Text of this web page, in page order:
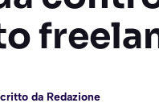
da Redazione